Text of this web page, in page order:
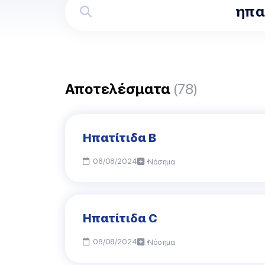
Αποτελέσματα (78)
Ηπατίτιδα Β
08/08/2024 Νόσημα
Ηπατίτιδα C
08/08/2024 Νόσημα